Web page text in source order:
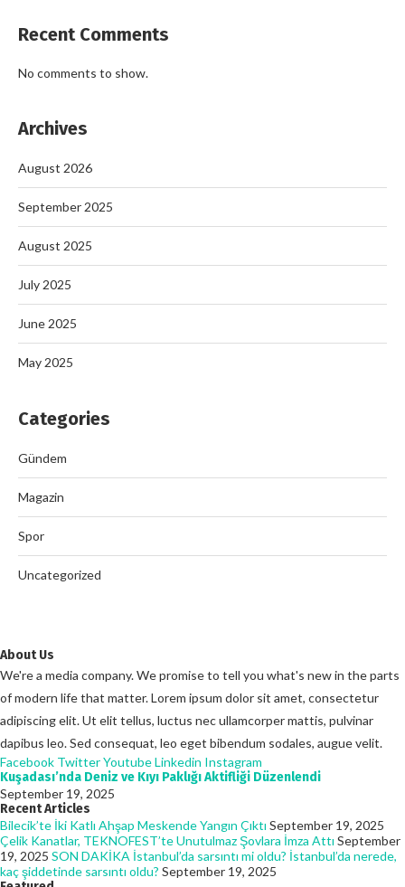
Recent Comments
No comments to show.
Archives
August 2026
September 2025
August 2025
July 2025
June 2025
May 2025
Categories
Gündem
Magazin
Spor
Uncategorized
About Us
We're a media company. We promise to tell you what's new in the parts
of modern life that matter. Lorem ipsum dolor sit amet, consectetur
adipiscing elit. Ut elit tellus, luctus nec ullamcorper mattis, pulvinar
dapibus leo. Sed consequat, leo eget bibendum sodales, augue velit.
Facebook TwitterYoutubeLinkedin Instagram
Kuşadası’nda Deniz ve Kıyı Paklığı Aktifliği Düzenlendi
September 19, 2025
Recent Articles
Bilecik’te İki Katlı Ahşap Meskende Yangın Çıktı September 19, 2025
Çelik Kanatlar, TEKNOFEST’te Unutulmaz Şovlara İmza Attı September
19, 2025 SON DAKİKA İstanbul’da sarsıntı mi oldu? İstanbul’da nerede,
kaç şiddetinde sarsıntı oldu? September 19, 2025